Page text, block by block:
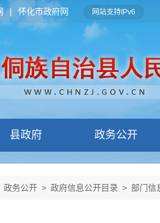
| 怀化市政府网 网站支持IPv6
县政府 政务公开
政务公开 > 政府信息公开目录 > 部门信